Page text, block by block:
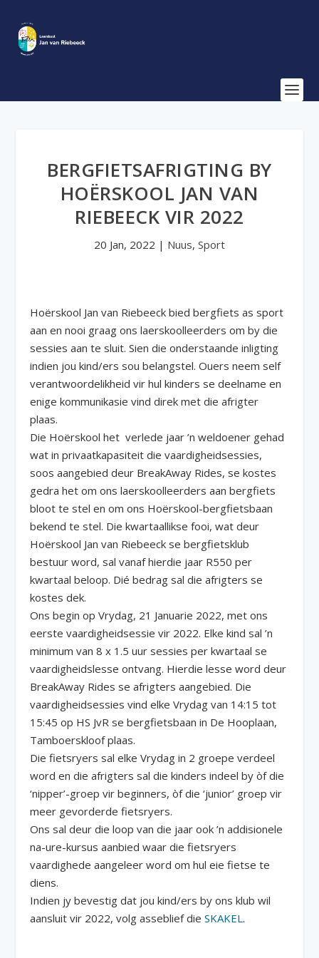
BERGFIETSAFRIGTING BY
HOËRSKOOL JAN VAN
RIEBEECK VIR 2022
20 Jan, 2022 | Nuus, Sport
Hoërskool Jan van Riebeeck bied bergfiets as sport
aan en nooi graag ons laerskoolleerders om by die
sessies aan te sluit. Sien die onderstaande inligting
indien jou kind/ers sou belangstel. Ouers neem self
verantwoordelikheid vir hul kinders se deelname en
enige kommunikasie vind direk met die afrigter
plaas.
Die Hoërskool het verlede jaar ’n weldoener gehad
wat in privaatkapasiteit die vaardigheidsessies,
soos aangebied deur BreakAway Rides, se kostes
gedra het om ons laerskoolleerders aan bergfiets
bloot te stel en om ons Hoërskool-bergfietsbaan
bekend te stel. Die kwartaallikse fooi, wat deur
Hoërskool Jan van Riebeeck se bergfietsklub
bestuur word, sal vanaf hierdie jaar R550 per
kwartaal beloop. Dié bedrag sal die afrigters se
kostes dek.
Ons begin op Vrydag, 21 Januarie 2022, met ons
eerste vaardigheidsessie vir 2022. Elke kind sal ’n
minimum van 8 x 1.5 uur sessies per kwartaal se
vaardigheidslesse ontvang. Hierdie lesse word deur
BreakAway Rides se afrigters aangebied. Die
vaardigheidsessies vind elke Vrydag van 14:15 tot
15:45 op HS JvR se bergfietsbaan in De Hooplaan,
Tamboerskloof plaas.
Die fietsryers sal elke Vrydag in 2 groepe verdeel
word en die afrigters sal die kinders indeel by òf die
‘nipper’-groep vir beginners, òf die ‘junior’ groep vir
meer gevorderde fietsryers.
Ons sal deur die loop van die jaar ook ’n addisionele
na-ure-kursus aanbied waar die fietsryers
vaardighede aangeleer word om hul eie fietse te
diens.
Indien jy bevestig dat jou kind/ers by ons klub wil
aansluit vir 2022, volg asseblief dieSKAKEL.